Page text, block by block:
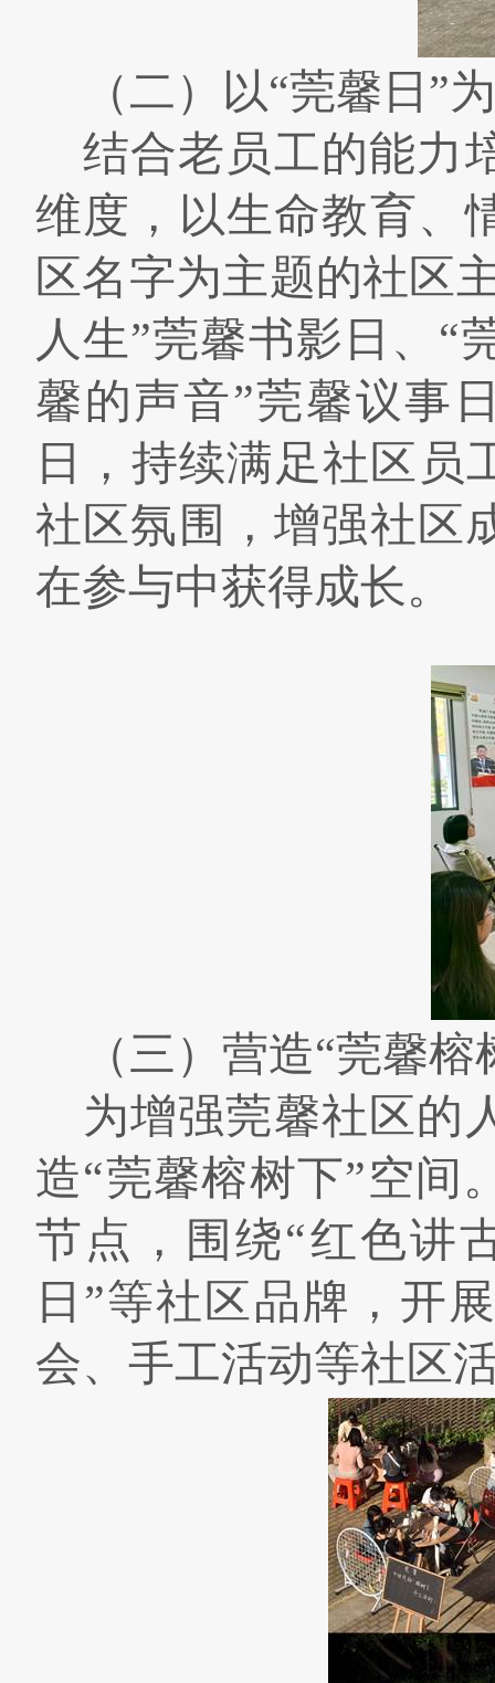
（二）以“莞馨日 ”
结合老员工的能力
维度，以生命教育、
区名字为主题的社区
人生”莞馨书影日、 “
馨的声音”莞馨议事
日，持续满足社区员
社区氛围，增强社区
在参与中获得成长。
（三）营造“莞馨榕
为增强莞馨社区的
造“莞馨榕树下”空间
节点，围绕“红色讲
日”等社区品牌，开
会、手工活动等社区